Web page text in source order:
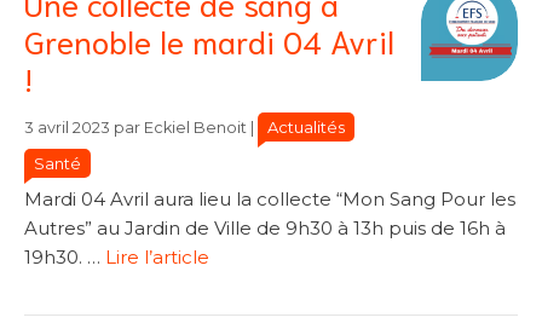
Grenoble le mardi 04 Avril
!
3 avril 2023 par Eckiel Benoit Catégories
Catégories
Actualités
Santé
Mardi 04 Avril aura lieu la collecte “Mon Sang Pour les
Autres” au Jardin de Ville de 9h30 à 13h puis de 16h à
19h30. … Lire l’article